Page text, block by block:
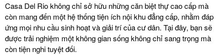
Casa Del Rio không chỉ sở hữu những căn biệt thự cao cấp mà
còn mang đến một hệ thống tiện ích nội khu đẳng cấp, nhằm đáp
ứng mọi nhu cầu sinh hoạt và giải trí của cư dân. Tại đây, bạn sẽ
được trải nghiệm một không gian sống không chỉ sang trọng mà
còn tiện nghi tuyệt đối.